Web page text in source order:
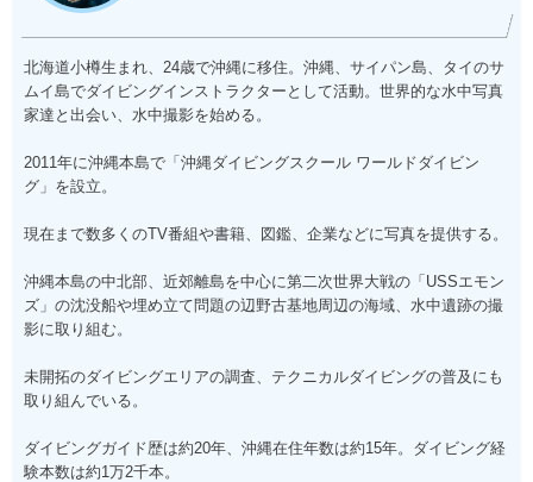
北海道小樽生まれ、24歳で沖縄に移住。沖縄、サイパン島、タイのサ
ムイ島でダイビングインストラクターとして活動。世界的な水中写真
家達と出会い、水中撮影を始める。
2011年に沖縄本島で「沖縄ダイビングスクール ワールドダイビン
グ」を設立。
現在まで数多くのTV番組や書籍、図鑑、企業などに写真を提供する。
沖縄本島の中北部、近郊離島を中心に第二次世界大戦の「USSエモン
ズ」の沈没船や埋め立て問題の辺野古基地周辺の海域、水中遺跡の撮
影に取り組む。
未開拓のダイビングエリアの調査、テクニカルダイビングの普及にも
取り組んでいる。
ダイビングガイド歴は約20年、沖縄在住年数は約15年。ダイビング経
験本数は約1万2千本。